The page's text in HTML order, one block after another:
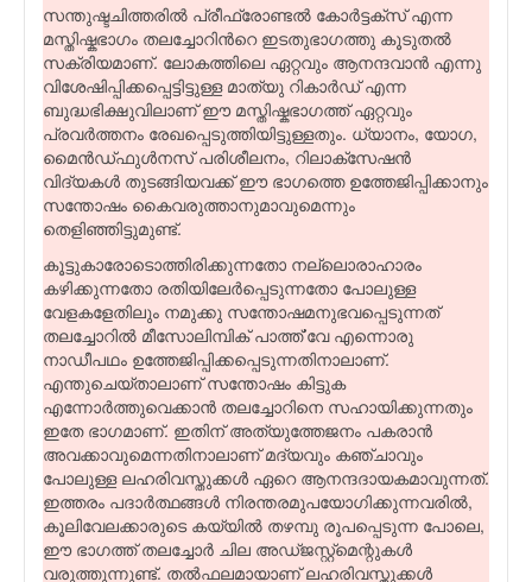
സന്തുഷ്ടചിത്തരില്‍ പ്രീഫ്രോണ്ടല്‍ കോര്‍ട്ടക്സ് എന്ന
മസ്തിഷ്കഭാഗം തലച്ചോറിന്‍റെ ഇടതുഭാഗത്തു കൂടുതല്‍
സക്രിയമാണ്. ലോകത്തിലെ ഏറ്റവും ആനന്ദവാന്‍ എന്നു
വിശേഷിപ്പിക്കപ്പെട്ടിട്ടുള്ള മാത്യു റികാര്‍ഡ് എന്ന
ബുദ്ധഭിക്ഷുവിലാണ് ഈ മസ്തിഷ്കഭാഗത്ത് ഏറ്റവും
പ്രവര്‍ത്തനം രേഖപ്പെടുത്തിയിട്ടുള്ളതും. ധ്യാനം, യോഗ,
മൈന്‍ഡ്ഫുള്‍നസ് പരിശീലനം, റിലാക്സേഷന്‍
വിദ്യകള്‍ തുടങ്ങിയവക്ക് ഈ ഭാഗത്തെ ഉത്തേജിപ്പിക്കാനും
സന്തോഷം കൈവരുത്താനുമാവുമെന്നും
തെളിഞ്ഞിട്ടുമുണ്ട്.
കൂട്ടുകാരോടൊത്തിരിക്കുന്നതോ നല്ലൊരാഹാരം
കഴിക്കുന്നതോ രതിയിലേര്‍പ്പെടുന്നതോ പോലുള്ള
വേളകളേതിലും നമുക്കു സന്തോഷമനുഭവപ്പെടുന്നത്
തലച്ചോറില്‍ മീസോലിമ്പിക് പാത്ത്’വേ എന്നൊരു
നാഡീപഥം ഉത്തേജിപ്പിക്കപ്പെടുന്നതിനാലാണ്.
എന്തുചെയ്താലാണ് സന്തോഷം കിട്ടുക
എന്നോര്‍ത്തുവെക്കാന്‍ തലച്ചോറിനെ സഹായിക്കുന്നതും
ഇതേ ഭാഗമാണ്. ഇതിന് അത്യുത്തേജനം പകരാന്‍
അവക്കാവുമെന്നതിനാലാണ് മദ്യവും കഞ്ചാവും
പോലുള്ള ലഹരിവസ്തുക്കള്‍ ഏറെ ആനന്ദദായകമാവുന്നത്.
ഇത്തരം പദാര്‍ത്ഥങ്ങള്‍ നിരന്തരമുപയോഗിക്കുന്നവരില്‍,
കൂലിവേലക്കാരുടെ കയ്യില്‍ തഴമ്പു രൂപപ്പെടുന്ന പോലെ,
ഈ ഭാഗത്ത് തലച്ചോര്‍ ചില അഡ്ജസ്റ്റ്മെന്റുകള്‍
വരുത്തുന്നുണ്ട്. തല്‍ഫലമായാണ് ലഹരിവസ്തുക്കള്‍